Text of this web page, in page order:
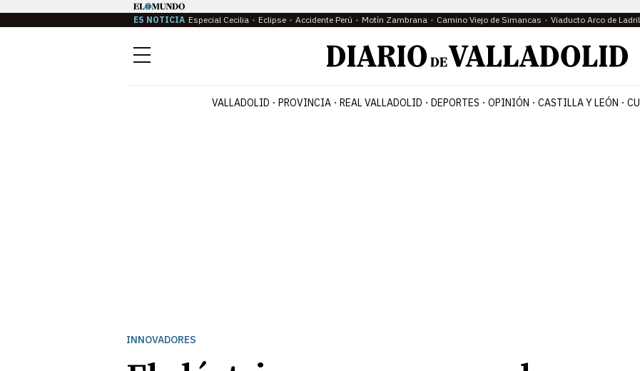
ES NOTICIA Especial Cecilia Eclipse Accidente Perú Motín Zambrana Camino Viejo de Simancas Viaducto Arco de
Menú
VALLADOLID PROVINCIA REAL VALLADOLID DEPORTES OPINIÓN CASTILLA Y LEÓN
INNOVADORES